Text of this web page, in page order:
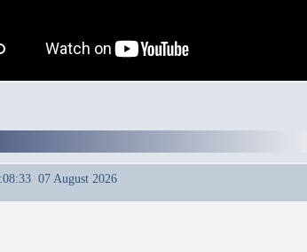
07 August 2026